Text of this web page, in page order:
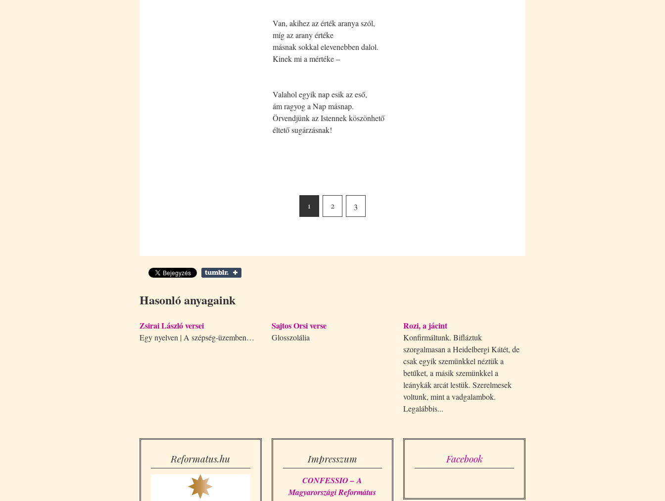
Van, akihez az érték aranya szól,
míg az arany értéke
másnak sokkal elevenebben dalol.
Kinek mi a mértéke –
Valahol egyik nap esik az eső,
ám ragyog a Nap másnap.
Örvendjünk az Istennek köszönhető
éltető sugárzásnak!
1 2 3
Hasonló anyagaink
Zsirai László versei
Egy nyelven | A szépség-üzemben…
Sajtos Orsi verse
Glosszolália
Rozi, a jácint
Konfirmáltunk. Bifláztuk
szorgalmasan a Heidelbergi Kátét, de
csak egyik szemünkkel néztük a
betűket, a másik szemünkkel a
leánykák arcát lestük. Szerelmesek
voltunk, mint a vadgalambok.
Legalábbis...
Reformatus.hu Impresszum
CONFESSIO – A
Magyarországi Református
Facebook